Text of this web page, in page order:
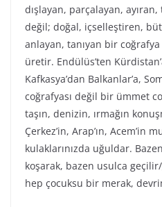
dışlayan, parçalayan,
değil; doğal, içselleştiren,
anlayan, tanıyan bir coğrafya
üretir. Endülüs’ten
Kafkasya’dan Balkanlar’a,
coğrafyası değil bir ümmet
taşın, denizin, ırmağın
Çerkez’in, Arap’ın, Acem’in
kulaklarınızda uğuldar.
koşarak, bazen usulca
hep çocuksu bir merak,